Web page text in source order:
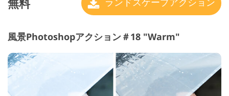
無料
風景Photoshopアクション＃18 "Warm"